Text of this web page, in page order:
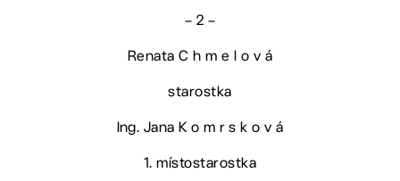
– 2 –
Renata C h m e l o v á
starostka
Ing. Jana K o m r s k o v á
1. místostarostka